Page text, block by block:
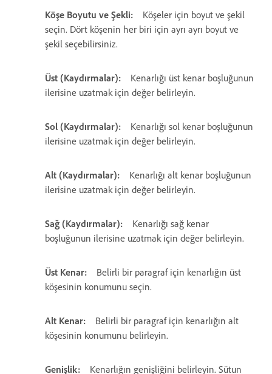
Köşe Boyutu ve Şekli:
Köşeler için boyut ve şekil
seçin. Dört köşenin her biri için ayrı ayrı boyut ve
şekil seçebilirsiniz.
Üst (Kaydırmalar):
Kenarlığı üst kenar boşluğunun
ilerisine uzatmak için değer belirleyin.
Sol (Kaydırmalar):
Kenarlığı sol kenar boşluğunun
ilerisine uzatmak için değer belirleyin.
Alt (Kaydırmalar):
Kenarlığı alt kenar boşluğunun
ilerisine uzatmak için değer belirleyin.
Sağ (Kaydırmalar):
Kenarlığı sağ kenar
boşluğunun ilerisine uzatmak için değer belirleyin.
Üst Kenar:
Belirli bir paragraf için kenarlığın üst
köşesinin konumunu seçin.
Alt Kenar:
Belirli bir paragraf için kenarlığın alt
köşesinin konumunu belirleyin.
Genişlik: Kenarlığın genişliğini belirleyin. Sütun